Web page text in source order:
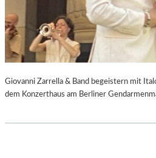
Giovanni Zarrella & Band begeistern mit
dem Konzerthaus am Berliner